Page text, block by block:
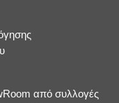
από συλλογές